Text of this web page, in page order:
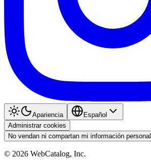
Apariencia
Español
Administrar cookies
No vendan ni compartan mi información personal
© 2026 WebCatalog, Inc.